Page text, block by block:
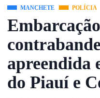
MANCHETE POLÍCIA
apreendida
do Piauí e